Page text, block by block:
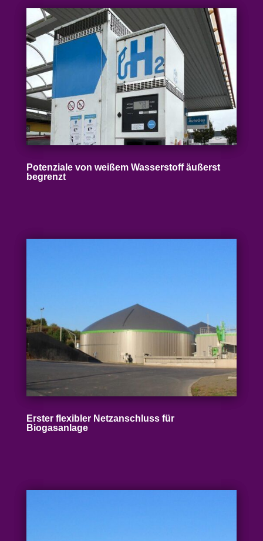
Poten­ziale von weißem Wasser­stoff äußerst
begrenzt
Erster flexibler Netz­an­schluss für
Biogasanlage